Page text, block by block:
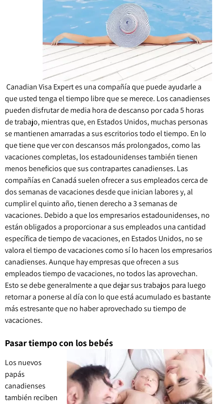
Canadian Visa Expert es una compañía que puede ayudarle a
que usted tenga el tiempo libre que se merece. Los canadienses
pueden disfrutar de media hora de descanso por cada 5 horas
de trabajo, mientras que, en Estados Unidos, muchas personas
se mantienen amarradas a sus escritorios todo el tiempo. En lo
que tiene que ver con descansos más prolongados, como las
vacaciones completas, los estadounidenses también tienen
menos beneficios que sus contrapartes canadienses. Las
compañías en Canadá suelen ofrecer a sus empleados cerca de
dos semanas de vacaciones desde que inician labores y, al
cumplir el quinto año, tienen derecho a 3 semanas de
vacaciones. Debido a que los empresarios estadounidenses, no
están obligados a proporcionar a sus empleados una cantidad
específica de tiempo de vacaciones, en Estados Unidos, no se
valora el tiempo de vacaciones como sí lo hacen los empresarios
canadienses. Aunque hay empresas que ofrecen a sus
empleados tiempo de vacaciones, no todos las aprovechan.
Esto se debe generalmente a que dejar sus trabajos para luego
retornar a ponerse al día con lo que está acumulado es bastante
más estresante que no haber aprovechado su tiempo de
vacaciones.
Pasar tiempo con los bebés
Los nuevos
papás
canadienses
también reciben